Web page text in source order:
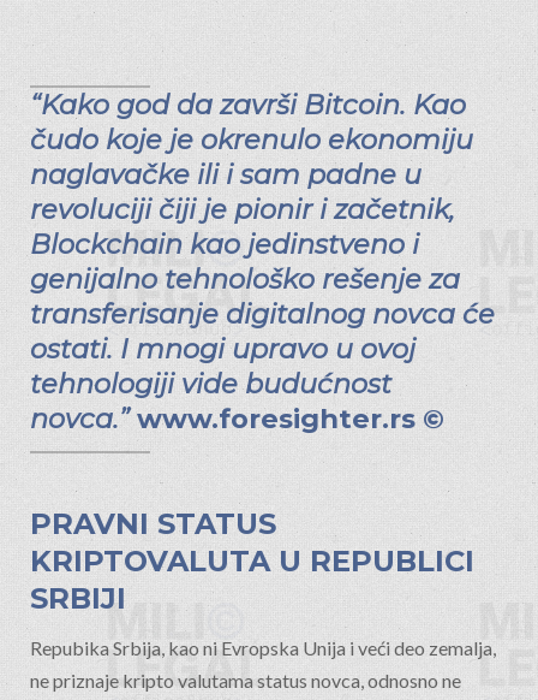
“Kako god da završi Bitcoin. Kao
čudo koje je okrenulo ekonomiju
naglavačke ili i sam padne u
revoluciji čiji je pionir i začetnik,
Blockchain kao jedinstveno i
genijalno tehnološko rešenje za
transferisanje digitalnog novca će
ostati. I mnogi upravo u ovoj
tehnologiji vide budućnost
novca.” www.foresighter.rs ©
PRAVNI STATUS
KRIPTOVALUTA U REPUBLICI
SRBIJI
Repubika Srbija, kao ni Evropska Unija i veći deo zemalja,
ne priznaje kripto valutama status novca, odnosno ne